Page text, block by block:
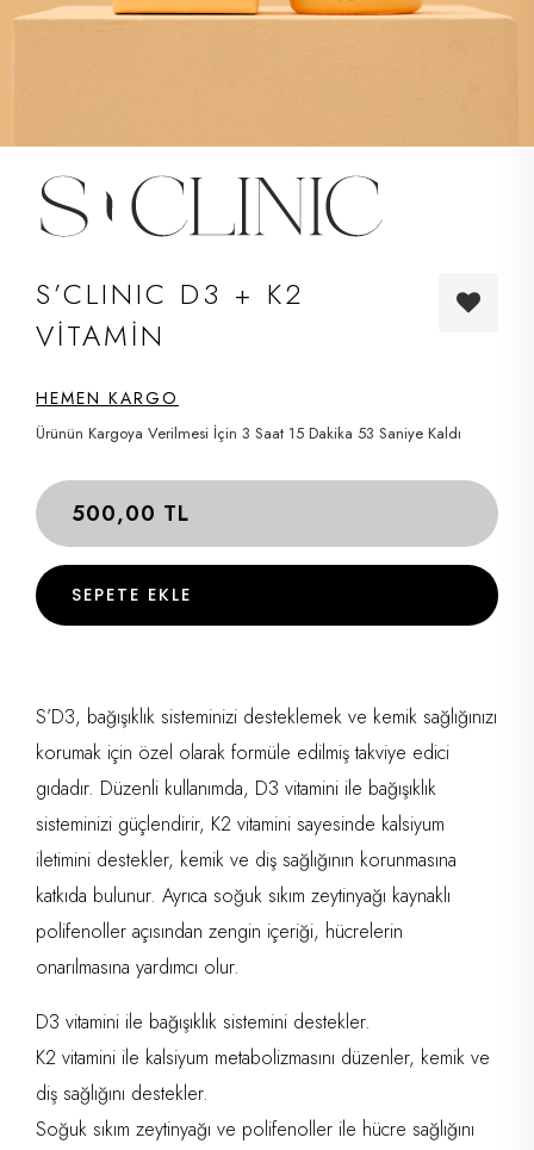
S’CLINIC D3 + K2
VİTAMİN
HEMEN KARGO
Ürünün Kargoya Verilmesi İçin 3 Saat 15 Dakika 52 Saniye Kaldı
500,00 TL
SEPETE EKLE
S’D3, bağışıklık sisteminizi desteklemek ve kemik sağlığınızı
korumak için özel olarak formüle edilmiş takviye edici
gıdadır. Düzenli kullanımda, D3 vitamini ile bağışıklık
sisteminizi güçlendirir, K2 vitamini sayesinde kalsiyum
iletimini destekler, kemik ve diş sağlığının korunmasına
katkıda bulunur. Ayrıca soğuk sıkım zeytinyağı kaynaklı
polifenoller açısından zengin içeriği, hücrelerin
onarılmasına yardımcı olur.
D3 vitamini ile bağışıklık sistemini destekler.
K2 vitamini ile kalsiyum metabolizmasını düzenler, kemik ve
diş sağlığını destekler.
Soğuk sıkım zeytinyağı ve polifenoller ile hücre sağlığını